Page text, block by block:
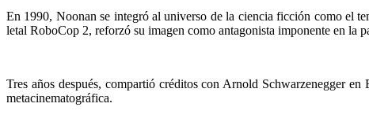
En 1990, Noonan se integró al universo de la ciencia ficción como el
letal RoboCop 2, reforzó su imagen como antagonista imponente en la
Tres años después, compartió créditos con Arnold Schwarzenegger
metacinematográfica.